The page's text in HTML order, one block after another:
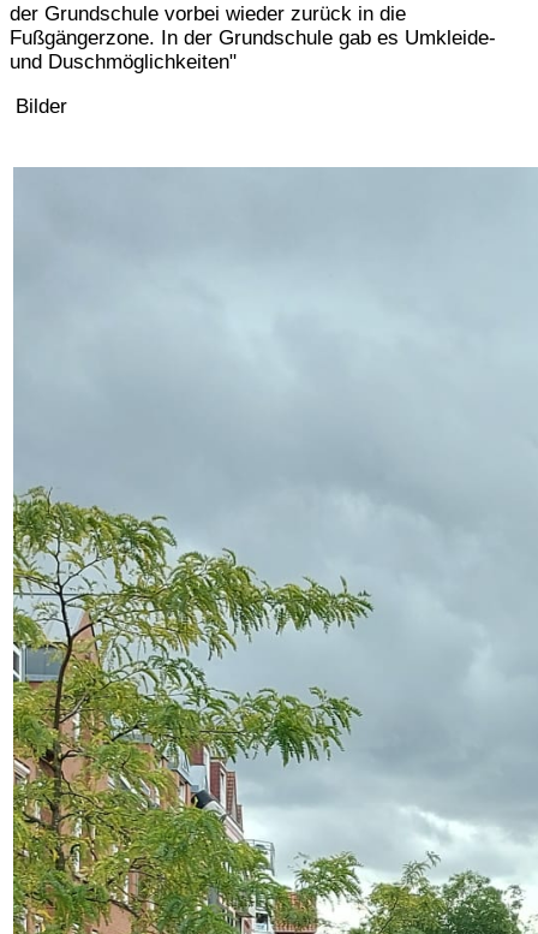
der Grundschule vorbei wieder zurück in die
Fußgängerzone. In der Grundschule gab es Umkleide-
und Duschmöglichkeiten"
Bilder